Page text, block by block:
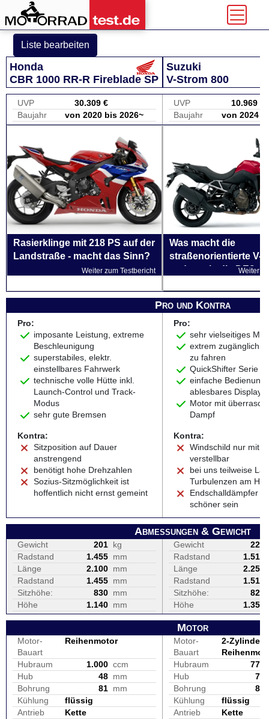
Liste bearbeiten
Honda
CBR 1000 RR-R Fireblade SP
Suzuki
V-Strom 800
UVP
30.309 €
Baujahr
von 2020 bis 2026~
UVP
10.969 €
Baujahr
von 2024
Rasierklinge mit 218 PS auf der
Landstraße - macht das Sinn?
Weiter zum Testbericht
Was macht die
straßenorientierte V-
anders als die DE?
Weiter
Pro und Kontra
Pro:
imposante Leistung, extreme
Beschleunigung
superstabiles, elektr.
einstellbares Fahrwerk
technische volle Hütte inkl.
Launch-Control und Track-
Modus
sehr gute Bremsen
Kontra:
Sitzposition auf Dauer
anstrengend
benötigt hohe Drehzahlen
Sozius-Sitzmöglichkeit ist
hoffentlich nicht ernst gemeint
Pro:
sehr vielseitiges
extrem zugänglich
zu fahren
QuickShifter Serie
einfache
ablesbares Display
Motor mit
Dampf
Kontra:
Windschild nur mit
verstellbar
bei uns teilweise
Turbulenzen am
Endschalldämpfer
schöner sein
Abmessungen & Gewicht
Gewicht 201 kg
Radstand
1.455 mm
Länge
2.100 mm
Radstand
1.455 mm
Sitzhöhe:
830 mm
Höhe
1.140 mm
Gewicht
223
Radstand
1.515
Länge
2.255
Radstand
1.515
Sitzhöhe:
825
Höhe
1.355
Motor
Motor-
Bauart
Reihenmotor
Hubraum 1.000 ccm
Hub
48 mm
Bohrung
81 mm
Kühlung
flüssig
Antrieb
Kette
Motor-
Bauart
2-Zylinder,
Hubraum
776
Hub
70
Bohrung
84
Kühlung
flüssig
Antrieb
Kette